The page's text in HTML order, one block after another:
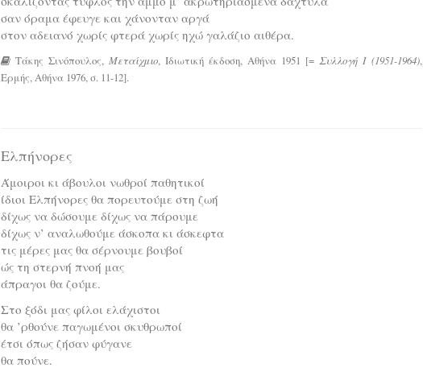
σαν όραμα έφευγε και χάνονταν αργά
στον αδειανό χωρίς φτερά χωρίς ηχώ γαλάζιο αιθέρα.
Τάκης Σινόπουλος, Μεταίχμιο, Ιδιωτική έκδοση, Αθήνα 1951 [=Συλλογή Ι (1951-1964),
Ερμής, Αθήνα 1976, σ. 11-12].
Ελπήνορες
Άμοιροι κι άβουλοι νωθροί παθητικοί
ίδιοι Ελπήνορες θα πορευτούμε στη ζωή
δίχως να δώσουμε δίχως να πάρουμε
δίχως ν’ αναλωθούμε άσκοπα κι άσκεφτα
τις μέρες μας θα σέρνουμε βουβοί
ώς τη στερνή πνοή μας
άπραγοι θα ζούμε.
Στο ξόδι μας φίλοι ελάχιστοι
θα ’ρθούνε παγωμένοι σκυθρωποί
έτσι όπως ζήσαν φύγανε
θα πούνε.